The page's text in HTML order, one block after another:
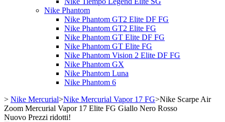
Nike Phantom
Nike Phantom GT2 Elite DF FG
Nike Phantom GT2 Elite FG
Nike Phantom GT Elite DF FG
Nike Phantom GT Elite FG
Nike Phantom Vision 2 Elite DF FG
Nike Phantom GX
Nike Phantom Luna
Nike Phantom 6
> Nike Mercurial>Nike Mercurial Vapor 17 FG>Nike Scarpe Air
Zoom Mercurial Vapor 17 Elite FG Giallo Nero Rosso
Nuovo Prezzi ridotti!